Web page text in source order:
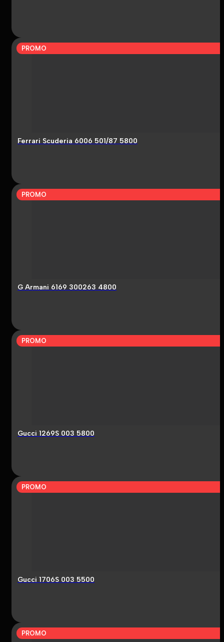
PROMO
Ferrari Scuderia 6006 501/87 5800
PROMO
G Armani 6169 300263 4800
PROMO
Gucci 1269S 003 5800
PROMO
Gucci 1706S 003 5500
PROMO